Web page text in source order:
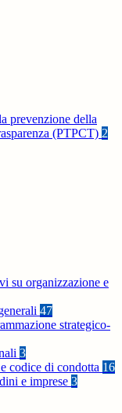
prevenzione della
(PTPCT) 2
su organizzazione e
47
strategico-
3
codice di condotta 16
e imprese 3